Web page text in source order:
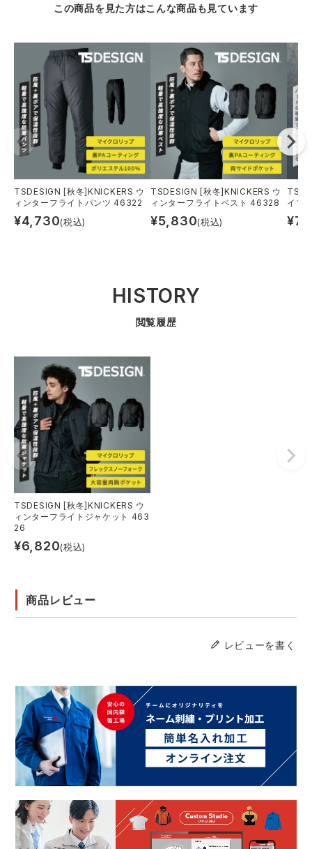
この商品を見た方はこんな商品も見ています
TSDESIGN [秋冬]KNICKERS ウ
ィンターフライトパンツ 46322
¥4,730(税込)
TSDESIGN [秋冬]KNICKERS ウ
ィンターフライトベスト 46328
¥5,830(税込)
イブ
¥
HISTORY
閲覧履歴
TSDESIGN [秋冬]KNICKERS ウ
ィンターフライトジャケット 463
26
¥6,820(税込)
商品レビュー
レビューを書く